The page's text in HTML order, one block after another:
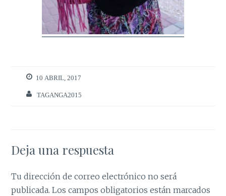
10 ABRIL, 2017
TAGANGA2015
Deja una respuesta
Tu dirección de correo electrónico no será
publicada. Los campos obligatorios están marcados